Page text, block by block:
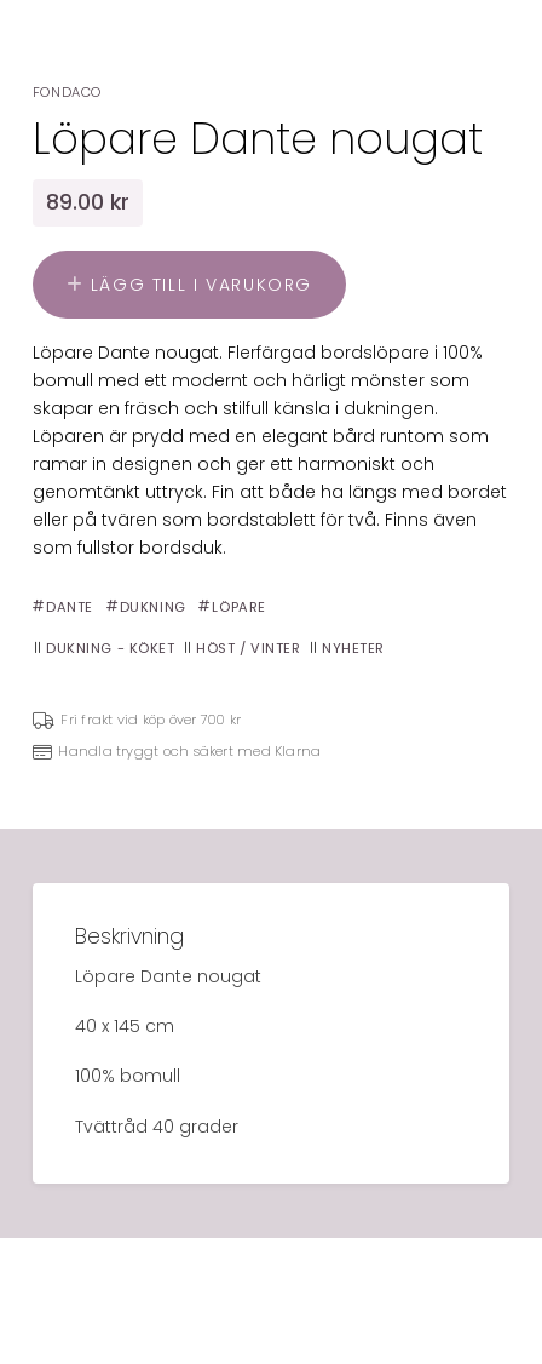
FONDACO
Löpare Dante nougat
89.00 kr
LÄGG TILL I VARUKORG
Löpare Dante nougat. Flerfärgad bordslöpare i 100%
bomull med ett modernt och härligt mönster som
skapar en fräsch och stilfull känsla i dukningen.
Löparen är prydd med en elegant bård runtom som
ramar in designen och ger ett harmoniskt och
genomtänkt uttryck. Fin att både ha längs med bordet
eller på tvären som bordstablett för två. Finns även
som fullstor bordsduk.
DANTE DUKNING LÖPARE
DUKNING - KÖKET HÖST / VINTER NYHETER
Fri frakt vid köp över 700 kr
Handla tryggt och säkert med Klarna
Beskrivning
Löpare Dante nougat
40 x 145 cm
100% bomull
Tvättråd 40 grader